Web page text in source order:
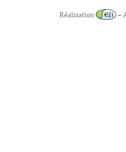
Réalisation –